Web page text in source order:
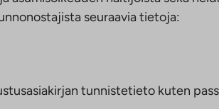
seuraavia tietoja:
tunnistetieto kuten